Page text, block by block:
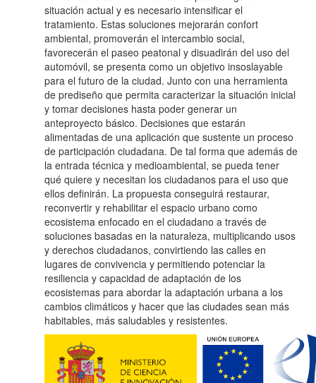
situación actual y es necesario intensificar el
tratamiento. Estas soluciones mejorarán confort
ambiental, promoverán el intercambio social,
favorecerán el paseo peatonal y disuadirán del uso del
automóvil, se presenta como un objetivo insoslayable
para el futuro de la ciudad. Junto con una herramienta
de prediseño que permita caracterizar la situación inicial
y tomar decisiones hasta poder generar un
anteproyecto básico. Decisiones que estarán
alimentadas de una aplicación que sustente un proceso
de participación ciudadana. De tal forma que además de
la entrada técnica y medioambiental, se pueda tener
qué quiere y necesitan los ciudadanos para el uso que
ellos definirán. La propuesta conseguirá restaurar,
reconvertir y rehabilitar el espacio urbano como
ecosistema enfocado en el ciudadano a través de
soluciones basadas en la naturaleza, multiplicando usos
y derechos ciudadanos, convirtiendo las calles en
lugares de convivencia y permitiendo potenciar la
resiliencia y capacidad de adaptación de los
ecosistemas para abordar la adaptación urbana a los
cambios climáticos y hacer que las ciudades sean más
habitables, más saludables y resistentes.